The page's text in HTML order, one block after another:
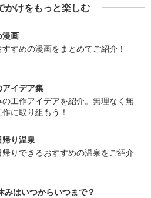
かけをもっと楽しむ
漫画
すめの漫画をまとめてご紹介！
イデア集
工作アイデアを紹介。無理なく無
に取り組もう！
り温泉
りできるおすすめの温泉をご紹介
みはいつからいつまで？